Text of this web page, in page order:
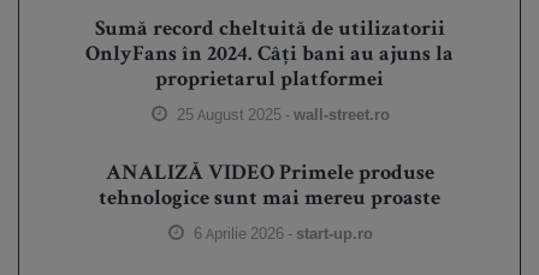
Sumă record cheltuită de utilizatorii
OnlyFans în 2024. Câți bani au ajuns la
proprietarul platformei
25 August 2025 -wall-street.ro
ANALIZĂ VIDEO Primele produse
tehnologice sunt mai mereu proaste
6 Aprilie 2026 - start-up.ro